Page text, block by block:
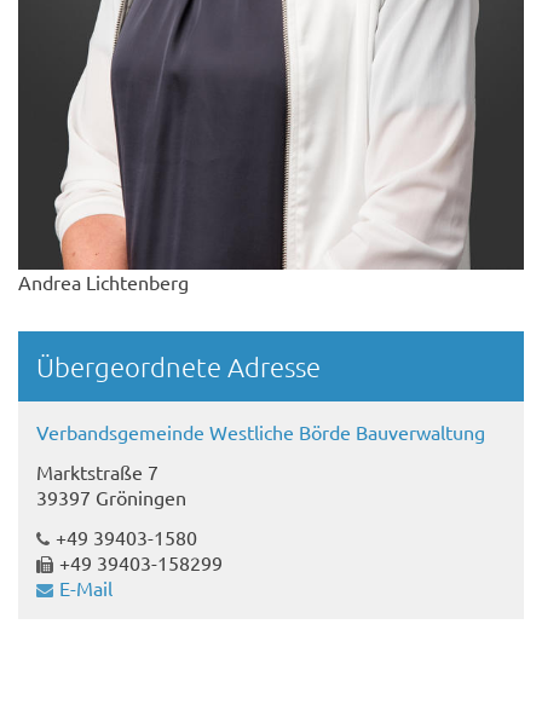
Andrea Lichtenberg
Übergeordnete Adresse
Verbandsgemeinde Westliche Börde Bauverwaltung
Marktstraße 7
39397 Gröningen
+49 39403-1580
+49 39403-158299
E-Mail